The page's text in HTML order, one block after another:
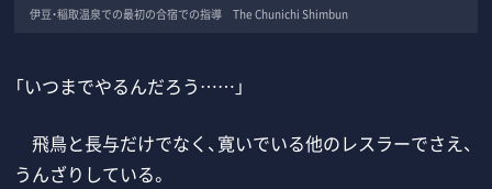
伊豆・稲取温泉での最初の合宿での指導 The Chunichi Shimbun
「いつまでやるんだろう……」
飛鳥と長与だけでなく、寛いでいる他のレスラーでさえ、
うんざりしている。